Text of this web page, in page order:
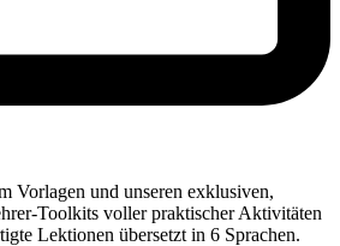
Vorlagen und unseren exklusiven,
Toolkits voller praktischer Aktivitäten
Lektionen übersetzt in 6 Sprachen.